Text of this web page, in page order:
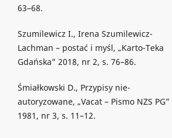
63–68.
Szumilewicz I., Irena Szumilewicz-
Lachman – postać i myśl, „Karto-Teka
Gdańska” 2018, nr 2, s. 76–86.
Śmiałkowski D., Przypisy nie-
autoryzowane, „Vacat – Pismo NZS PG”
1981, nr 3, s. 11–12.